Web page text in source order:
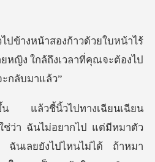
้าไร้
หญิง ใกล้ถึงเวลาที่
ช่ว่า ฉันไม่อยากไป แต่มีหมาตัว
ฉันเลย